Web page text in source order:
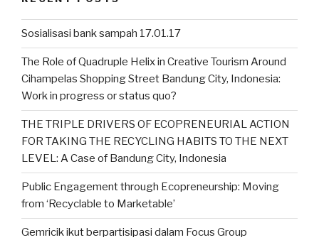
Sosialisasi bank sampah 17.01.17
The Role of Quadruple Helix in Creative Tourism Around
Cihampelas Shopping Street Bandung City, Indonesia:
Work in progress or status quo?
THE TRIPLE DRIVERS OF ECOPRENEURIAL ACTION
FOR TAKING THE RECYCLING HABITS TO THE NEXT
LEVEL: A Case of Bandung City, Indonesia
Public Engagement through Ecopreneurship: Moving
from ‘Recyclable to Marketable’
Gemricik ikut berpartisipasi dalam Focus Group